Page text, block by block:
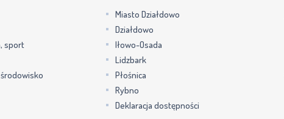
sport
Miasto Działdowo
Działdowo
Iłowo-Osada
Lidzbark
Płośnica
Rybno
Deklaracja dostępności